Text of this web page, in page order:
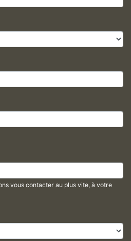
vous contacter au plus vite, à votre